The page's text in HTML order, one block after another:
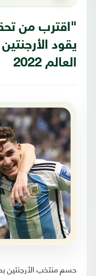
"اقترب من
يقود
العالم 2022
حسم منتخب الأرجنتين